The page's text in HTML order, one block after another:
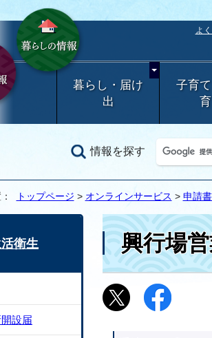
よ
暮らし・届け
出
子育
育
情報を探す
トップページ > オンラインサービス > 申請
興行場
衛生
設届